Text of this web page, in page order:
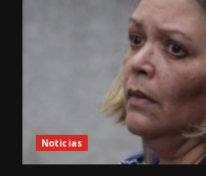
Noticias